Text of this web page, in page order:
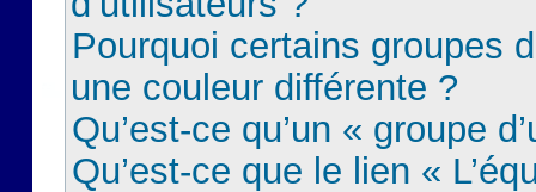
Pourquoi certains groupes
une couleur différente ?
Qu’est-ce qu’un « groupe
Qu’est-ce que le lien «